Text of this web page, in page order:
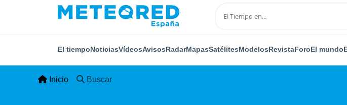
El tiempoNoticiasVídeosAvisosRadarMapasSatélitesModelosRevistaForoEl mundo
Inicio Buscar